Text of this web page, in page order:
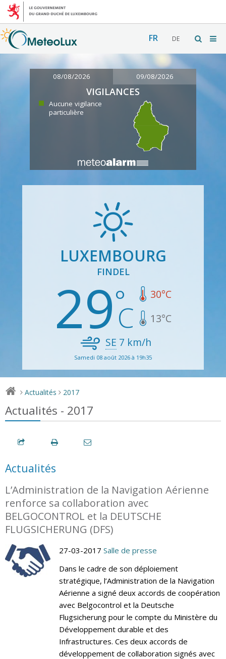
FR DE
08/08/2026 09/08/2026
VIGILANCES
Aucune vigilance
particulière
LUXEMBOURG
FINDEL
29 30°C
13°C
SE 7 km/h
Samedi 08 août 2026 à 19h35
> Actualités > 2017
Actualités - 2017
Actualités
L’Administration de la Navigation Aérienne
renforce sa collaboration avec
BELGOCONTROL et la DEUTSCHE
FLUGSICHERUNG (DFS)
27-03-2017 Salle de presse
Dans le cadre de son déploiement
stratégique, l’Administration de la Navigation
Aérienne a signé deux accords de coopération
avec Belgocontrol et la Deutsche
Flugsicherung pour le compte du Ministère du
Développement durable et des
Infrastructures. Ces deux accords de
développement de collaboration signés avec